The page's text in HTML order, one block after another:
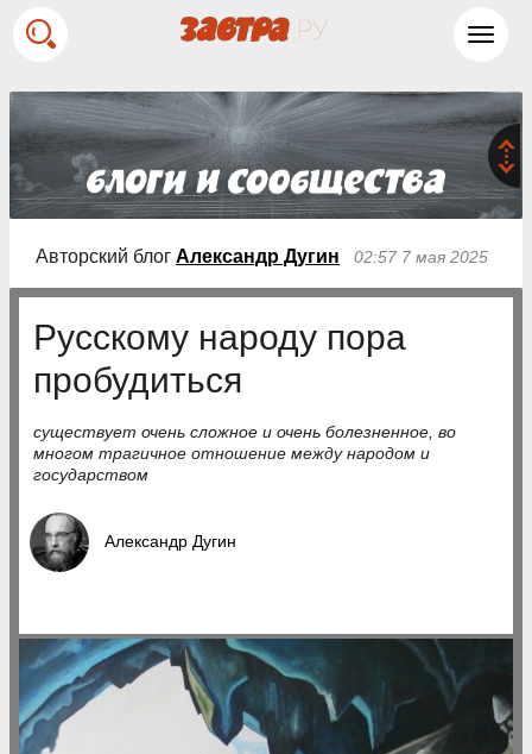
Авторский блог Александр Дугин 02:57 7 мая 2025
Русскому народу пора
пробудиться
существует очень сложное и очень болезненное, во
многом трагичное отношение между народом и
государством
Александр Дугин